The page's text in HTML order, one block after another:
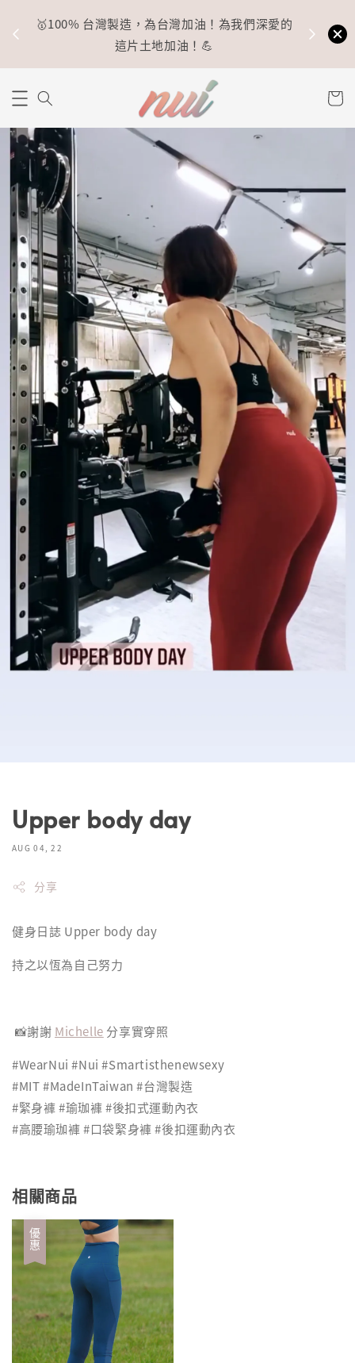
🥇100% 台灣製造，為台灣加油！為我們深愛的
這片土地加油！💪
Upper body day
AUG 04, 22
分享
健身日誌 Upper body day
持之以恆為自己努力
📸謝謝 Michelle 分享實穿照
#WearNui #Nui #Smartisthenewsexy
#MIT #MadeInTaiwan #台灣製造
#緊身褲 #瑜珈褲 #後扣式運動內衣
#高腰瑜珈褲 #口袋緊身褲 #後扣運動內衣
相關商品
優惠